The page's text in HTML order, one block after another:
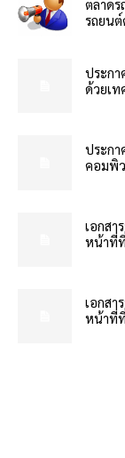
ตลาดร
รถยนต์
ประกา
ด้วยเ
ประกา
คอมพิว
เอกสา
หน้าที่ที่
เอกสา
หน้าที่ที่